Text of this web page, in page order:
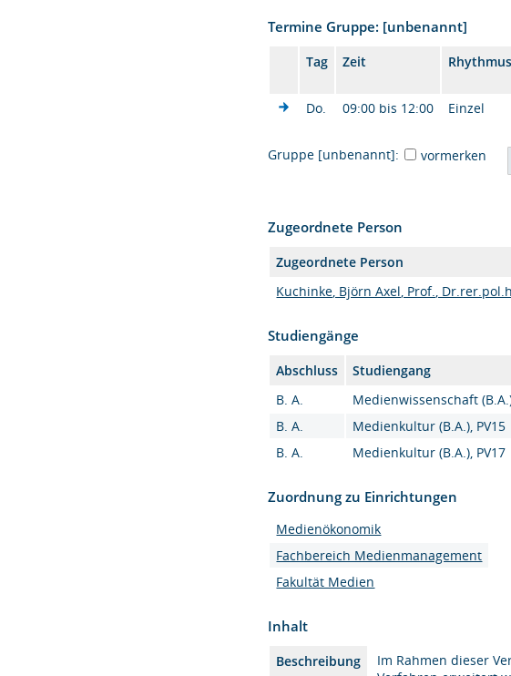
Termine Gruppe: [unbenannt]
Tag Zeit Rhythmus
Do.
09:00 bis 12:00 Einzel
Gruppe [unbenannt]:
vormerken
Zugeordnete Person
Zugeordnete Person
Kuchinke, Björn Axel, Prof.,
Studiengänge
Abschluss Studiengang
B. A.
Medienwissenschaft
B. A.
Medienkultur (B.A.), PV15
B. A.
Medienkultur (B.A.), PV17
Zuordnung zu Einrichtungen
Medienökonomik
Fachbereich Medienmanagement
Fakultät Medien
Inhalt
Beschreibung
Im Rahmen dieser